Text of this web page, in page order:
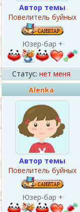
Автор темы
Повелитель буйных
Юзер-бар +
Статус: нет меня
Alenka
Автор темы
Повелитель буйных
Юзер-бар +